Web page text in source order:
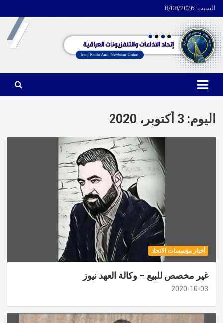
السبت: 8/08/2026
Skip
to
content
اتحاد الاذاعات والتلفزيونات العراقية
اليوم: 3 أكتوبر، 2020
أخبار مؤسسات الاتحاد
غير مخصص للبيع – وكالة العهد نيوز
2020-10-03